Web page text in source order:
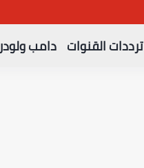
ترددات القنوات دامب ولودر